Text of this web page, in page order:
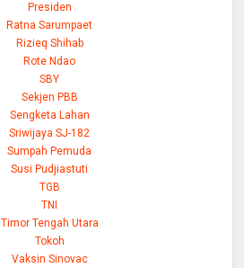
Presiden
Ratna Sarumpaet
Rizieq Shihab
Rote Ndao
SBY
Sekjen PBB
Sengketa Lahan
Sriwijaya SJ-182
Sumpah Pemuda
Susi Pudjiastuti
TGB
TNI
Timor Tengah Utara
Tokoh
Vaksin Sinovac